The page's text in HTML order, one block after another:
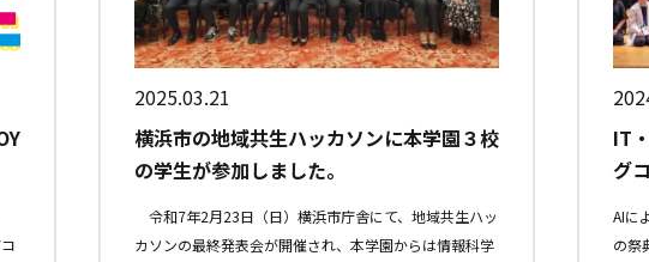
2025.03.21
横浜市の地域共生ハッカソンに本学園３校
の学生が参加しました。
令和7年2月23日（日）横浜市庁舎にて、地域共生ハッ
カソンの最終発表会が開催され、本学園からは情報科学
IT
グ
AIに
の祭